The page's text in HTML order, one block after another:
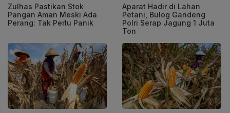
Zulhas Pastikan Stok
Pangan Aman Meski Ada
Perang: Tak Perlu Panik
Aparat Hadir di Lahan
Petani, Bulog Gandeng
Polri Serap Jagung 1 Juta
Ton